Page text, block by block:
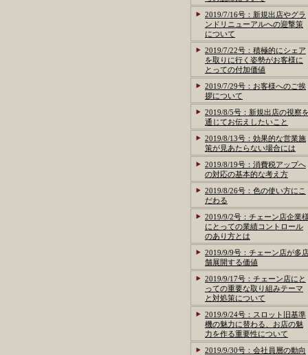
2019/7/16号：新規出店やグラ
ンドリニューアルへの迎撃策
について
2019/7/22号：積極的にシェア
を取りに行く姿勢がお客様に
とっての付加価値
2019/7/29号：お客様へのご挨
拶について
2019/8/5号：新規出店の視察を
通じてお伝えしたいこと
2019/8/13号：効果的な営業施
策が見あたらない場合には
2019/8/19号：消費税アップへ
の対応の基本的な考え方
2019/8/26号：色の使い方にこ
だわる
2019/9/2号：チェーン店企業
にとっての業績コントロール
のあり方とは
2019/9/9号：チェーン店が多
舗展開する価値
2019/9/17号：チェーン店にと
っての重要な取り組みテーマ
と対処策について
2019/9/24号：スロット旧基準
機の魅力に替わる、お店の魅
力を作る重要性について
2019/9/30号：会社員層の動向